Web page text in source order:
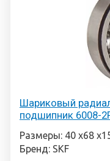
Шариковый
подшипник 6008-
Размеры: 40 х68
Бренд: SKF